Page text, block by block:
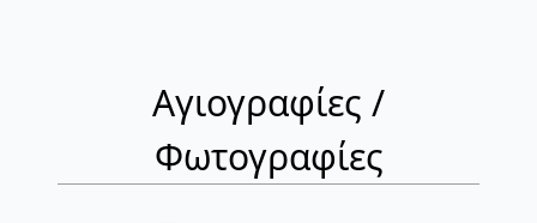
Αγιογραφίες /
Φωτογραφίες